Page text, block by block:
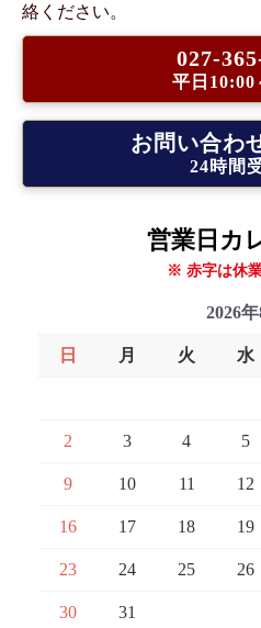
絡ください。
027-
平日10:00
お問い合わ
24時間
営業日カ
※ 赤字は休業
2026年
日 月 火 水
2 3 4 5
9 10 11 12
16 17 18 19
23 24 25 26
30 31